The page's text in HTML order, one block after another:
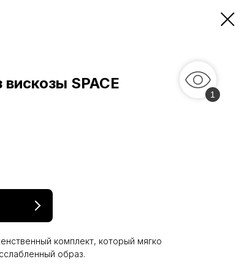
SPACE
комплект, который мягко
образ.
1